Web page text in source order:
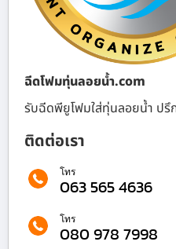
ฉีดโฟมทุ่นลอยน้ำ.com
รับฉีดพียูโฟมใส่ทุ่นลอยน้ำ ปรึ
ติดต่อเรา
โทร
063 565 4636
โทร
080 978 7998